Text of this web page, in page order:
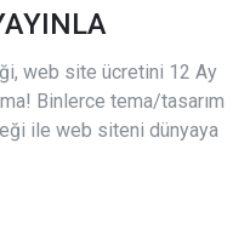
web site ücretini 12 Ay
Binlerce tema/tasarım
ile web siteni dünyaya